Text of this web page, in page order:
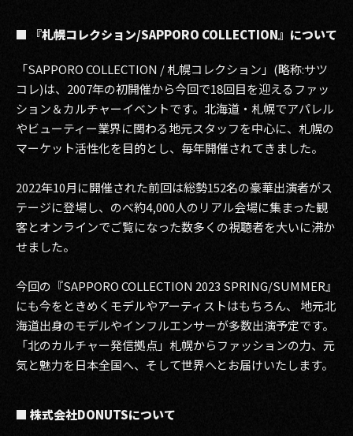
■ 『札幌コレクション/SAPPORO COLLECTION』について
「SAPPORO COLLECTION / 札幌コレクション」(略称:サツ
コレ)は、2007年の初開催から今回で18回目を迎えるファッ
ション＆カルチャーイベントです。北海道・札幌でアパレル
やビューティー業界に関わる地元スタッフを中心に、札幌の
マーケット活性化を目的とし、毎年開催されてきました。
2022年10月に開催された前回は総勢152名の豪華出演者がス
テージに登場し、のべ約4,000人のリアル会場に集まった観
客とオンラインでご覧になった数多くの視聴者を大いに沸か
せました。
今回の『SAPPORO COLLECTION 2023 SPRING/SUMMER』
にも今をときめくモデルやアーティストはもちろん、 地元北
海道出身のモデルやインフルエンサーが多数出演予定です。
「北のカルチャー発信拠点」札幌からファッションの力、元
気と魅力を日本全国へ、そして世界へとお届けいたします。
■ 株式会社DONUTSについて